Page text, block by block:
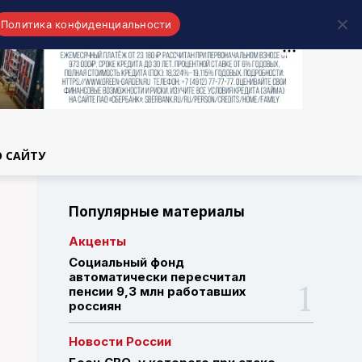
САЙТУ
Популярные материалы
Акценты
Социальный фонд
автоматически пересчитал
пенсии 9,3 млн работавших
россиян
Новости России
Политика конфиденциальности